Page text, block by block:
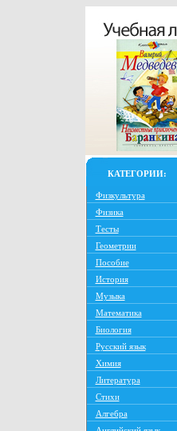
КАТЕГОРИИ:
Физкультура
Физика
Тесты
Геометрии
Пособие
История
Музыка
Математика
Биология
Русский язык
Химия
Литература
Стихи
Алгебра